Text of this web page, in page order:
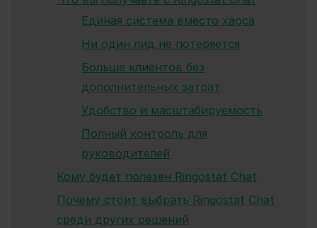
Единая система вместо хаоса
Ни один лид не потеряется
Больше клиентов без
дополнительных затрат
Удобство и масштабируемость
Полный контроль для
руководителей
Кому будет полезен Ringostat Chat
Почему стоит выбрать Ringostat Chat
среди других решений